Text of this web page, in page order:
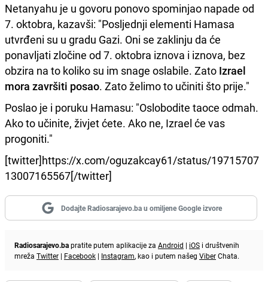
Netanyahu je u govoru ponovo spominjao napade od
7. oktobra, kazavši: "Posljednji elementi Hamasa
utvrđeni su u gradu Gazi. Oni se zaklinju da će
ponavljati zločine od 7. oktobra iznova i iznova, bez
obzira na to koliko su im snage oslabile. Zato Izrael
mora završiti posao. Zato želimo to učiniti što prije."
Poslao je i poruku Hamasu: "Oslobodite taoce odmah.
Ako to učinite, živjet ćete. Ako ne, Izrael će vas
progoniti."
[twitter]https://x.com/oguzakcay61/status/19715707
13007165567[/twitter]
Dodajte Radiosarajevo.ba u omiljene Google izvore
Radiosarajevo.bapratite putem aplikacije za Android | iOS i društvenih
mreža Twitter | Facebook | Instagram, kao i putem našeg ViberChata.